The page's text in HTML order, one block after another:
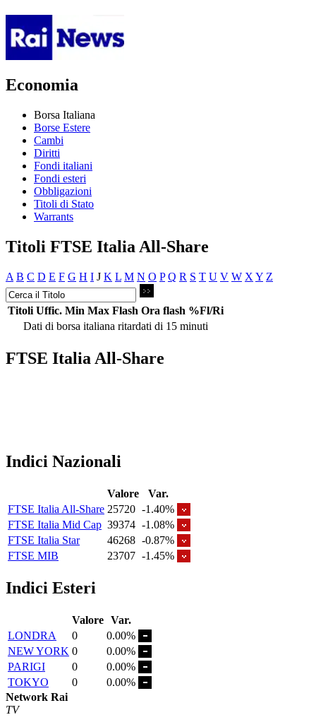
Economia
Borsa Italiana
Borse Estere
Cambi
Diritti
Fondi italiani
Fondi esteri
Obbligazioni
Titoli di Stato
Warrants
Titoli FTSE Italia All-Share
A B C D E F G H I J K L M N O P Q R S T U V W X Y Z
Titoli Uffic. Min Max Flash Ora flash %Fl/Ri
Dati di borsa italiana ritardati di 15 minuti
FTSE Italia All-Share
Indici Nazionali
Valore
Var.
FTSE Italia All-Share 25720 -1.40%
FTSE Italia Mid Cap 39374 -1.08%
FTSE Italia Star
46268 -0.87%
FTSE MIB
23707 -1.45%
Indici Esteri
Valore Var.
LONDRA
0
0.00%
NEW YORK 0
0.00%
PARIGI
0
0.00%
TOKYO
0
0.00%
Network Rai
TV